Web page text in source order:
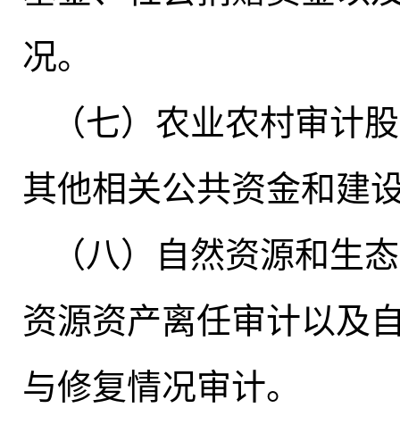
况。
（七）农业农村审计股
其他相关公共资金和建
（八）自然资源和生
资源资产离任审计以及
与修复情况审计。